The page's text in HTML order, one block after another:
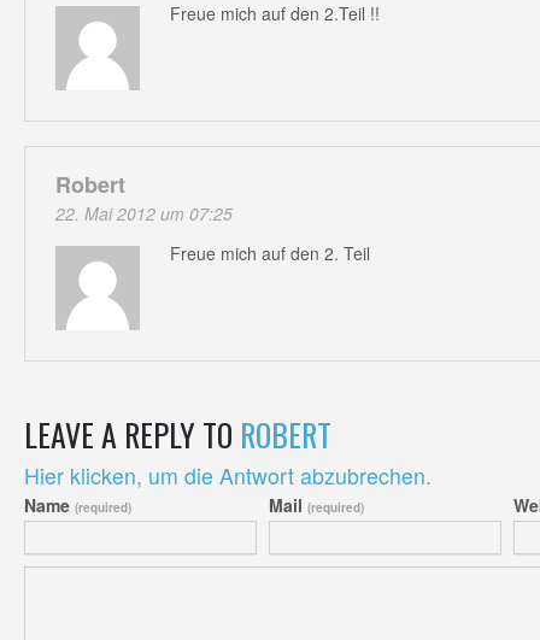
Freue mich auf den 2.Teil !!
Robert
22. Mai 2012 um 07:25
Freue mich auf den 2. Teil
LEAVE A REPLY TO ROBERT
Hier klicken, um die Antwort abzubrechen.
Name (required) Mail (required)